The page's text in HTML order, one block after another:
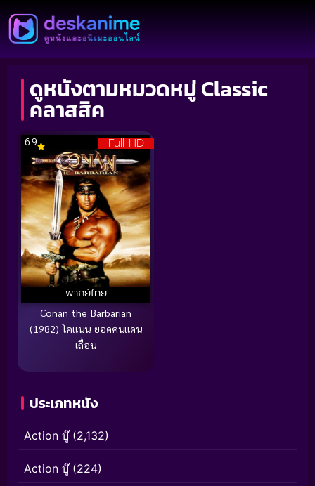
ดูหนังตามหมวดหมู่ Classic
คลาสสิค
Full HD
พากย์ไทย
6.9
Conan the Barbarian
(1982) โคแนน ยอดคนแดน
เถื่อน
ประเภทหนัง
Action บู๊(2,132)
Action บู๊(224)